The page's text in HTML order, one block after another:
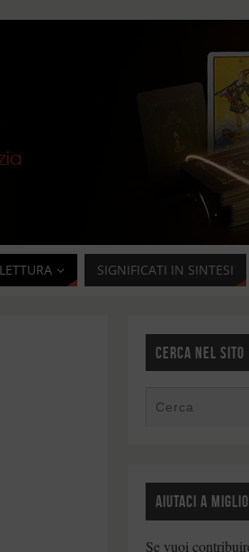
SIGNIFICATI IN SINTESI
CERCA NEL SITO
AIUTACI A
Se vuoi